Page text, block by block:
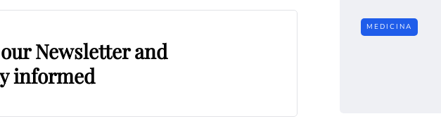
Newsletter and
informed
MEDICINA